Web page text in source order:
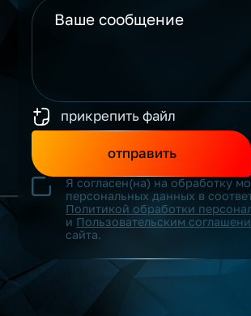
прикрепить файл
отправить
Я согласен(на) на обработку
персональных данных в
Политикой обработки
и Пользовательским
сайта.